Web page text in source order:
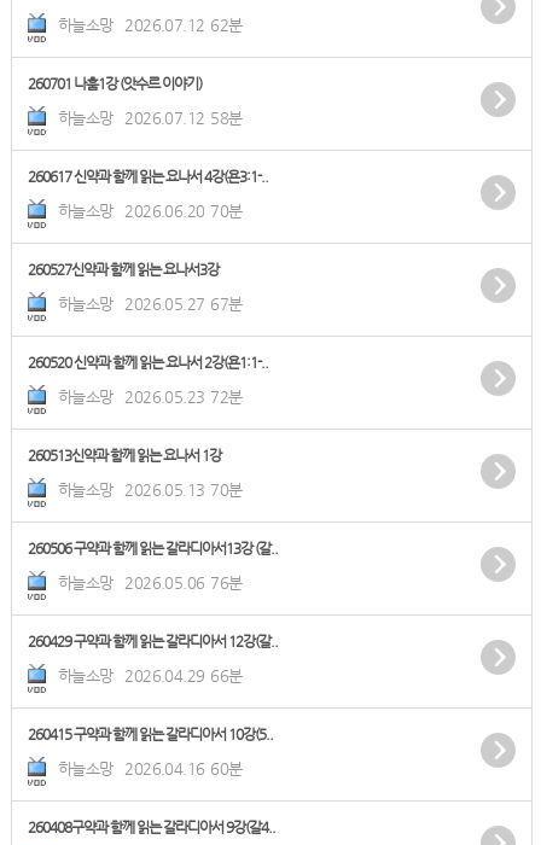
하늘소망 2026.07.12 62분
260701 나훔1강 (앗수르 이야기)
하늘소망 2026.07.12 58분
260617 신약과 함께 읽는 요나서 4강(욘3:1-..
하늘소망 2026.06.20 70분
260527신약과 함께 읽는 요나서3강
하늘소망 2026.05.27 67분
260520 신약과 함께 읽는 요나서 2강(욘1:1-..
하늘소망 2026.05.23 72분
260513신약과 함께 읽는 요나서 1강
하늘소망 2026.05.13 70분
260506 구약과 함께 읽는 갈라디아서13강 (갈..
하늘소망 2026.05.06 76분
260429 구약과 함께 읽는 갈라디아서 12강(갈..
하늘소망 2026.04.29 66분
260415 구약과 함께 읽는 갈라디아서 10강(5..
하늘소망 2026.04.16 60분
260408구약과 함께 읽는 갈라디아서 9강(갈4..